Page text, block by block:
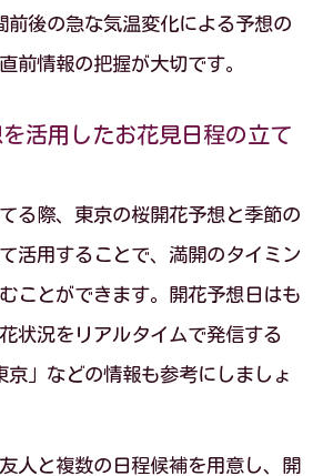
前後の急な気温変化による予想の
前情報の把握が大切です。
活用したお花見日程の立て
る際、東京の桜開花予想と季節の
活用することで、満開のタイミン
ことができます。開花予想日はも
状況をリアルタイムで発信する
京」などの情報も参考にしましょ
人と複数の日程候補を用意し、開